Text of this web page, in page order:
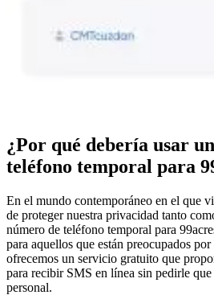
¿Por qué debería usar
teléfono temporal para
En el mundo contemporáneo en el que
de proteger nuestra privacidad tanto
número de teléfono temporal para
para aquellos que están preocupados
ofrecemos un servicio gratuito que
para recibir SMS en línea sin pedirle
personal.